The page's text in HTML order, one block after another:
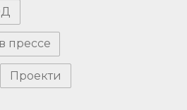
прессе
Проекти